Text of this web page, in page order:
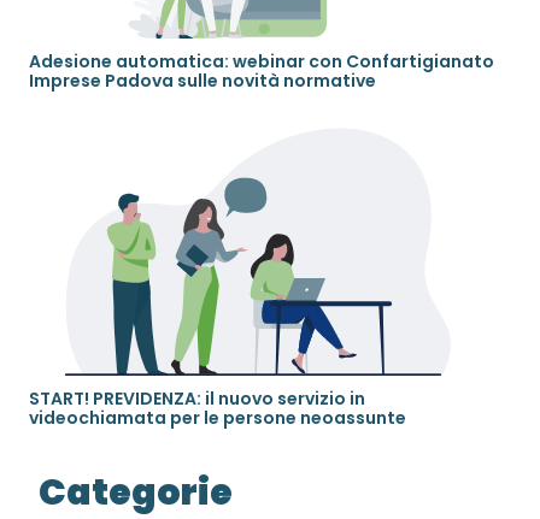
Adesione automatica: webinar con Confartigianato
Imprese Padova sulle novità normative
START! PREVIDENZA: il nuovo servizio in
videochiamata per le persone neoassunte
Categorie